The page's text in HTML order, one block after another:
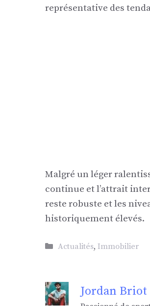
représentative des
Malgré un léger
continue et l’attrait
reste robuste et les
historiquement élevés.
Catégories
Actualités, Immobilier
Jordan Briot